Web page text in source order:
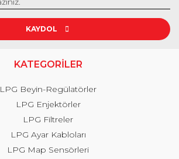
KAYDOL
KATEGORİLER
LPG Beyin-Regülatörler
LPG Enjektörler
LPG Filtreler
LPG Ayar Kabloları
LPG Map Sensörleri